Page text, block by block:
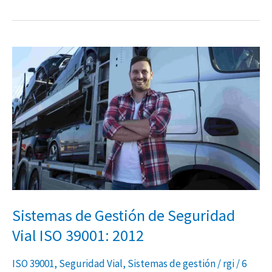
Sistemas de Gestión de Seguridad
Vial ISO 39001: 2012
ISO 39001, Seguridad Vial, Sistemas de gestión/rgi/6
Sistemas
Gestión
de
Seguridad
Vial
ISO
39001:
2012